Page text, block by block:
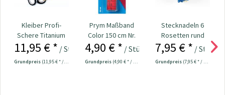
Kleiber Profi-
Schere Titanium
Line 20,5 cm Nr....
11,95 € * / Stück
Grundpreis (11,95 € * / 1 Stück)
Prym Maßband
Color 150 cm Nr.
282121
4,90 € * / Stück
Grundpreis (4,90 € * / 1 Stück)
Stecknadeln 6
Rosetten rund
Kopf bunt
Nr.109534
7,95 € * / Stück
Grundpreis (7,95 € * / 1 Stück)